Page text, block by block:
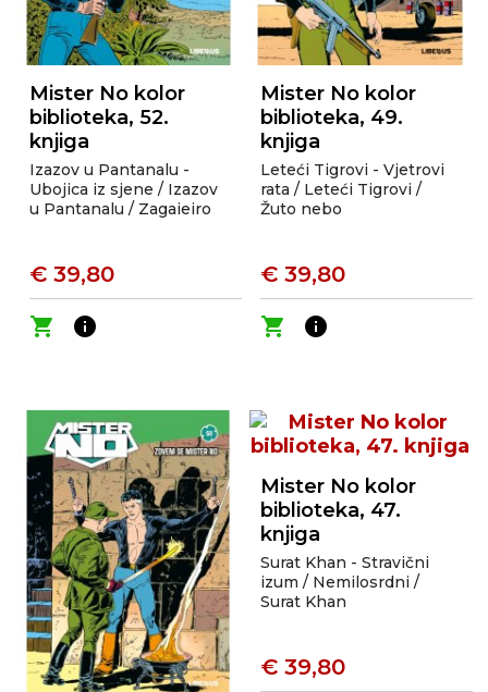
Mister No kolor
biblioteka, 52.
knjiga
Izazov u Pantanalu -
Ubojica iz sjene / Izazov
u Pantanalu / Zagaieiro
€ 39,80
shopping_cart
info
Mister No kolor
biblioteka, 49.
knjiga
Leteći Tigrovi - Vjetrovi
rata / Leteći Tigrovi /
Žuto nebo
€ 39,80
shopping_cart
info
Mister No kolor
biblioteka, 47.
knjiga
Surat Khan - Stravični
izum / Nemilosrdni /
Surat Khan
€ 39,80